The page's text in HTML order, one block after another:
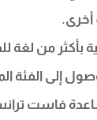
بأكثر من لغة
إلى الفئة
فاست